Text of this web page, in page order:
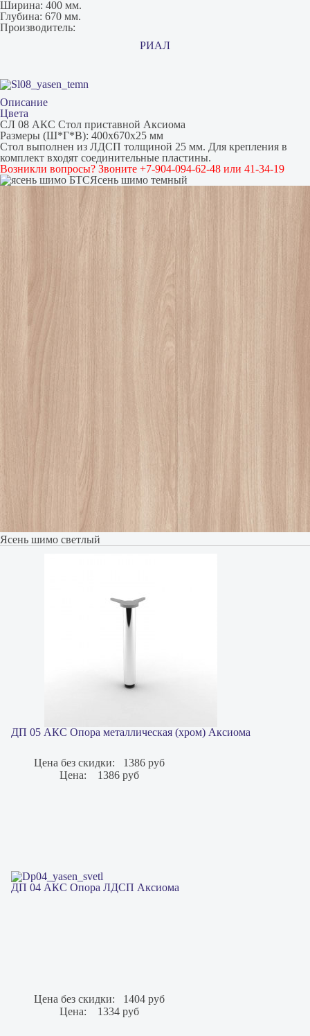
Ширина: 400 мм.
Глубина: 670 мм.
Производитель:
РИАЛ
Описание
Цвета
СЛ 08 АКС Стол приставной Аксиома
Размеры (Ш*Г*В): 400х670х25 мм
Стол выполнен из ЛДСП толщиной 25 мм. Для крепления в
комплект входят соединительные пластины.
Возникли вопросы? Звоните +7-904-094-62-48 или 41-34-19
Ясень шимо темный
Ясень шимо светлый
ДП 05 АКС Опора металлическая (хром) Аксиома
Цена без скидки:
1386 руб
Цена:
1386 руб
ДП 04 АКС Опора ЛДСП Аксиома
Цена без скидки:
1404 руб
Цена:
1334 руб